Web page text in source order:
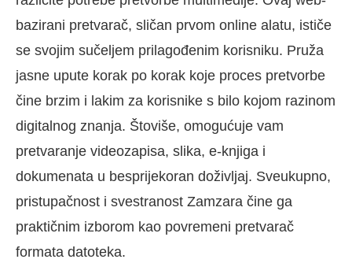
bazirani pretvarač, sličan prvom online alatu, ističe
se svojim sučeljem prilagođenim korisniku. Pruža
jasne upute korak po korak koje proces pretvorbe
čine brzim i lakim za korisnike s bilo kojom razinom
digitalnog znanja. Štoviše, omogućuje vam
pretvaranje videozapisa, slika, e-knjiga i
dokumenata u besprijekoran doživljaj. Sveukupno,
pristupačnost i svestranost Zamzara čine ga
praktičnim izborom kao povremeni pretvarač
formata datoteka.